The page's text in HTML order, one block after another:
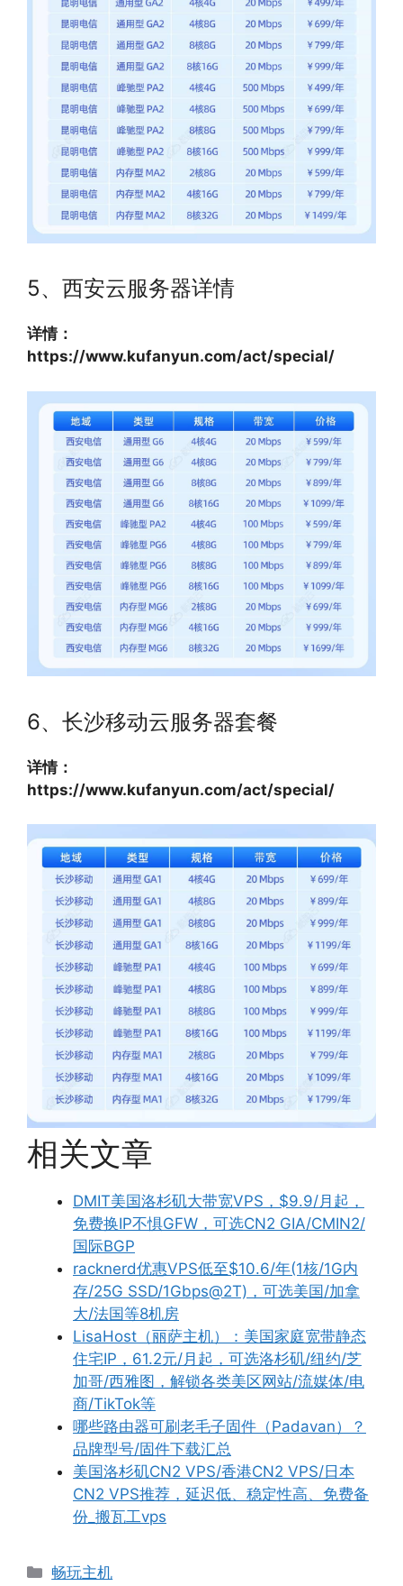
5、西安云服务器详情
详情：
https://www.kufanyun.com/act/special/
6、长沙移动云服务器套餐
详情：
https://www.kufanyun.com/act/special/
相关文章
DMIT美国洛杉矶大带宽VPS，$9.9/月起，
免费换IP不惧GFW，可选CN2 GIA/CMIN2/
国际BGP
racknerd优惠VPS低至$10.6/年(1核/1G内
存/25G SSD/1Gbps@2T)，可选美国/加拿
大/法国等8机房
LisaHost（丽萨主机）：美国家庭宽带静态
住宅IP，61.2元/月起，可选洛杉矶/纽约/芝
加哥/西雅图，解锁各类美区网站/流媒体/电
商/TikTok等
哪些路由器可刷老毛子固件（Padavan）？
品牌型号/固件下载汇总
美国洛杉矶CN2 VPS/香港CN2 VPS/日本
CN2 VPS推荐，延迟低、稳定性高、免费备
份_搬瓦工vps
分
畅玩主机